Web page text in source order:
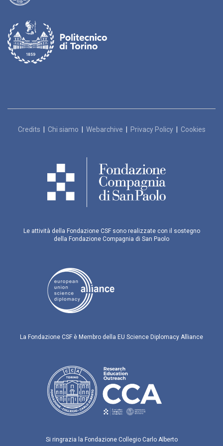
Credits Chi siamo Webarchive Privacy Policy| Cookies
Le attività della Fondazione CSF sono realizzate con il sostegno
della Fondazione Compagnia di San Paolo
La Fondazione CSF è Membro della EU Science Diplomacy Alliance
Si ringrazia la Fondazione Collegio Carlo Alberto